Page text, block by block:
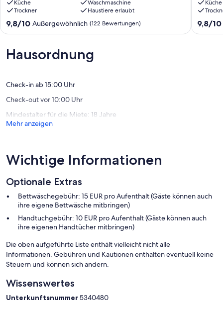
alten
Deich
mit
Sauna,
Strandkorb
Wangerland
Küche
Waschmaschine
Trockner
Haustiere erlaubt
9.8
Außergewöhnlich,
(122
9,8/10 Außergewöhnlich (122 Bewertungen)
im
Haus
Küche
9.8
9,8/10
Hausordnung
Check-in ab 15:00 Uhr
Check-out vor 10:00 Uhr
Mindestalter für die Miete: 18 Jahre
Mehr anzeigen
Wichtige Informationen
Optionale Extras
Bettwäschegebühr: 15 EUR pro Aufenthalt (Gäste können auch
ihre eigene Bettwäsche mitbringen)
Handtuchgebühr: 10 EUR pro Aufenthalt (Gäste können auch
ihre eigenen Handtücher mitbringen)
Die oben aufgeführte Liste enthält vielleicht nicht alle
Informationen. Gebühren und Kautionen enthalten eventuell keine
Steuern und können sich ändern.
Wissenswertes
Unterkunftsnummer5340480